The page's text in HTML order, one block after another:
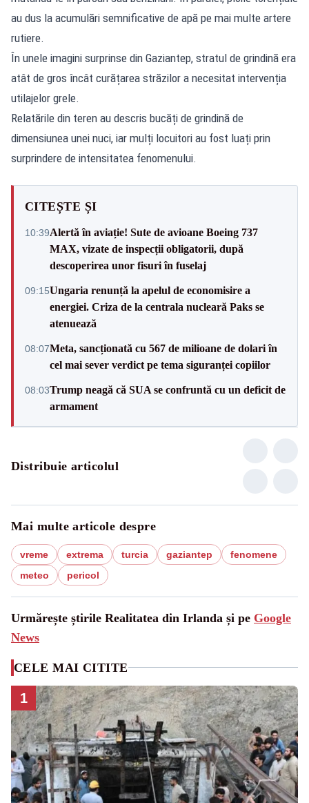
au dus la acumulări semnificative de apă pe mai multe artere
rutiere.
În unele imagini surprinse din Gaziantep, stratul de grindină era
atât de gros încât curățarea străzilor a necesitat intervenția
utilajelor grele.
Relatările din teren au descris bucăți de grindină de
dimensiunea unei nuci, iar mulți locuitori au fost luați prin
surprindere de intensitatea fenomenului.
CITEȘTE ȘI
10:39Alertă în aviație! Sute de avioane Boeing 737
MAX, vizate de inspecții obligatorii, după
descoperirea unor fisuri în fuselaj
09:15Ungaria renunță la apelul de economisire a
energiei. Criza de la centrala nucleară Paks se
atenuează
08:07Meta, sancționată cu 567 de milioane de dolari în
cel mai sever verdict pe tema siguranței copiilor
08:03Trump neagă că SUA se confruntă cu un deficit de
armament
Distribuie articolul
Mai multe articole despre
vreme extrema turcia gaziantep
fenomene
meteo
pericol
Urmărește știrile Realitatea din Irlanda și pe Google
News
CELE MAI CITITE
1